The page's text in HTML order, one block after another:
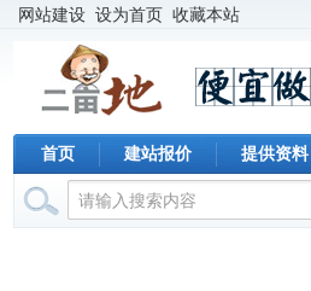
网站建设 设为首页 收藏本站
首页 建站报价 提供资料